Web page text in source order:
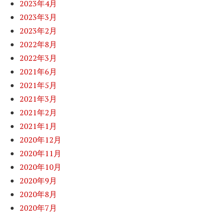
2023年4月
2023年3月
2023年2月
2022年8月
2022年3月
2021年6月
2021年5月
2021年3月
2021年2月
2021年1月
2020年12月
2020年11月
2020年10月
2020年9月
2020年8月
2020年7月